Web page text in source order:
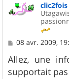
clic2fois
M
s
s
a
08 avr. 2009,
Allez, une
supportait pas